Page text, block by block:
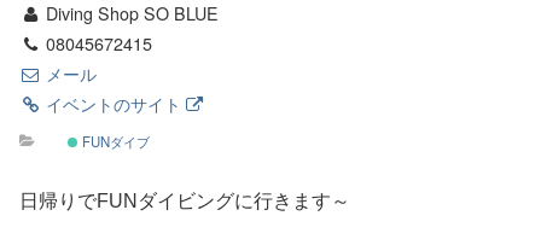
Diving Shop SO BLUE
08045672415
メール
イベントのサイト
FUNダイブ
日帰りでFUNダイビングに行きます～